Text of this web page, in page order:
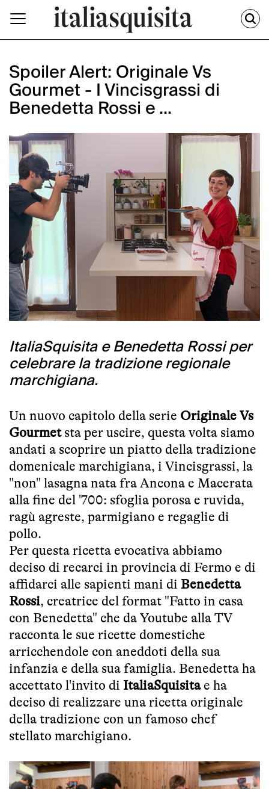
Spoiler Alert: Originale Vs
Gourmet - I Vincisgrassi di
Benedetta Rossi e ...
ItaliaSquisita e Benedetta Rossi per
celebrare la tradizione regionale
marchigiana.
Un nuovo capitolo della serie Originale Vs
Gourmetsta per uscire, questa volta siamo
andati a scoprire un piatto della tradizione
domenicale marchigiana, i Vincisgrassi, la
"non" lasagna nata fra Ancona e Macerata
alla fine del '700: sfoglia porosa e ruvida,
ragù agreste, parmigiano e regaglie di
pollo.
Per questa ricetta evocativa abbiamo
deciso di recarci in provincia di Fermo e di
affidarci alle sapienti mani di Benedetta
Rossi, creatrice del format "Fatto in casa
con Benedetta" che da Youtube alla TV
racconta le sue ricette domestiche
arricchendole con aneddoti della sua
infanzia e della sua famiglia. Benedetta ha
accettato l'invito di ItaliaSquisitae ha
deciso di realizzare una ricetta originale
della tradizione con un famoso chef
stellato marchigiano.